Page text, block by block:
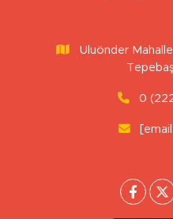
Uluönder
0